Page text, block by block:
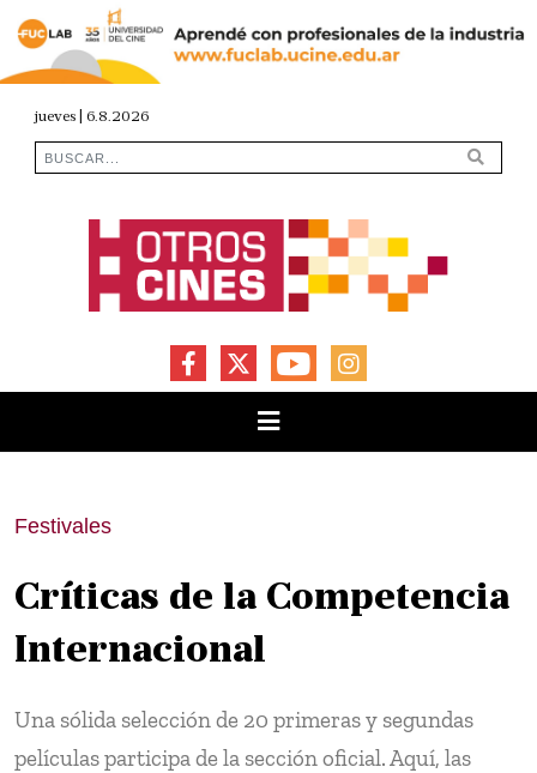
jueves | 6.8.2026
FACEBOOKYOUTUBEINSTAGRAM
Festivales
Críticas de la Competencia
Internacional
Una sólida selección de 20 primeras y segundas
películas participa de la sección oficial. Aquí, las